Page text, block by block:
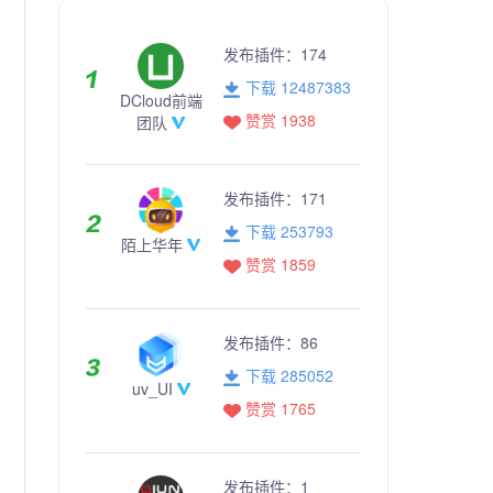
DCloud前端
团队
发布插件： 174
下载 12487383
赞赏 1938
陌上华年
发布插件： 171
下载 253793
赞赏 1859
uv_UI
发布插件： 86
下载 285052
赞赏 1765
发布插件： 1